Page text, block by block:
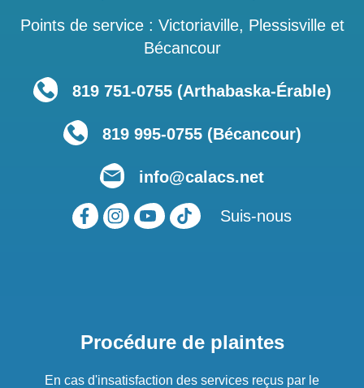
Points de service : Victoriaville, Plessisville et
Bécancour
819 751‑0755 (Arthabaska-Érable)
819 995-0755 (Bécancour)
info@calacs.net
Suis-nous
Procédure de plaintes
En cas d'insatisfaction des services reçus par le